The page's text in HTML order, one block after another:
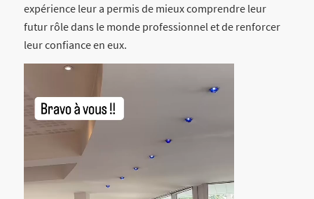
expérience leur a permis de mieux comprendre leur
futur rôle dans le monde professionnel et de renforcer
leur confiance en eux.